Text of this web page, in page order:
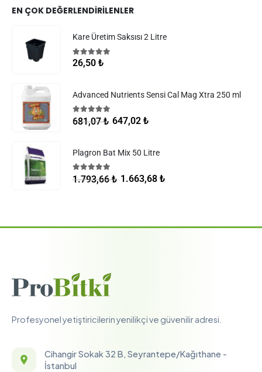
EN ÇOK DEĞERLENDIRILENLER
Kare Üretim Saksısı 2 Litre
5.005 üzerinden
26,50 ₺
Advanced Nutrients Sensi Cal Mag Xtra 250 ml
5.005 üzerinden
681,07₺ 647,02 ₺
Plagron Bat Mix 50 Litre
5.005 üzerinden
1.793,66₺ 1.663,68 ₺
Profesyonel yetiştiricilerin yenilikçi ve güvenilir adresi.
Cihangir Sokak 32 B, Seyrantepe/Kağıthane -
İstanbul